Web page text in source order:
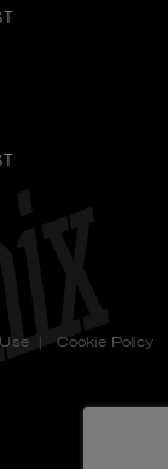
| Cookie Policy